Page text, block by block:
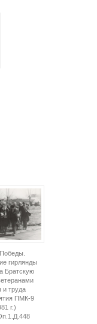
гирлянды
Братскую
и труда
ПМК-9
г.)